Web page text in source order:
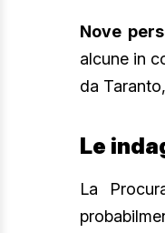
Nove
alcune in
da
Le
La